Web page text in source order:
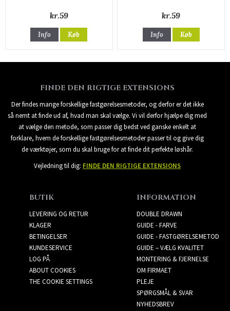
kr.59
Info Køb
kr.59
Info Køb
FINDE DEN RIGTIGE EXTENSIONS
Der findes mange forskellige fastgørelsesmetoder, og derfor er det ikke
så nemt at finde ud af, hvad man skal vælge. Vi vil derfor hjælpe dig med
at vælge den metode, som passer dig bedst ved ganske enkelt at
forklare, hvem de forskellige fastgørelsesmetoder passer til og give dig
de værktøjer, som du skal bruge for at finde dit perfekte løshår.
Vejledning til dig: FINDE DEN RIGTIGE EXTENSIONS
BUTIK
LEVERING OG RETUR
KLAGER
BETINGELSER
KUNDESERVICE
LOG PÅ
ABOUT COOKIES
THE COOKIE SETTINGS
INFORMATION
DOUBLE DRAWN
GUIDE - FARVE
GUIDE - FASTGØRELSEMETOD
GUIDE – VÆLG KVALITET
MONTERING & FJERNELSE
OM FIRMAET
PLEJE
SPØRGSMÅL & SVAR
NYHEDSBREV